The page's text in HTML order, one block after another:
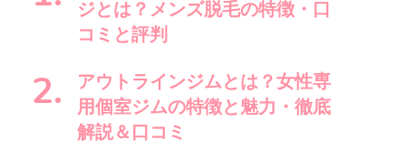
?
ジとは？メンズ脱毛の特徴・口
コミと評判
アウトラインジムとは？女性専
用個室ジムの特徴と魅力・徹底
解説＆口コミ